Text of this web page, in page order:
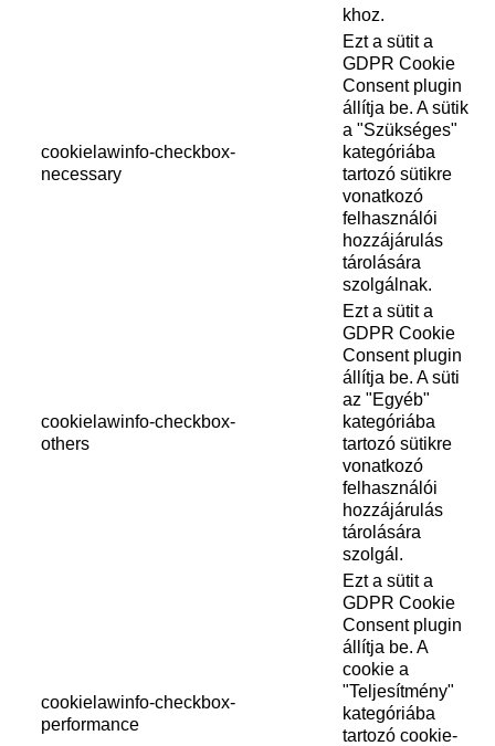
khoz.
cookielawinfo-checkbox-
necessary
Ezt a sütit a
GDPR Cookie
Consent plugin
állítja be. A sütik
a "Szükséges"
kategóriába
tartozó sütikre
vonatkozó
felhasználói
hozzájárulás
tárolására
szolgálnak.
cookielawinfo-checkbox-
others
Ezt a sütit a
GDPR Cookie
Consent plugin
állítja be. A süti
az "Egyéb"
kategóriába
tartozó sütikre
vonatkozó
felhasználói
hozzájárulás
tárolására
szolgál.
cookielawinfo-checkbox-
performance
Ezt a sütit a
GDPR Cookie
Consent plugin
állítja be. A
cookie a
"Teljesítmény"
kategóriába
tartozó cookie-